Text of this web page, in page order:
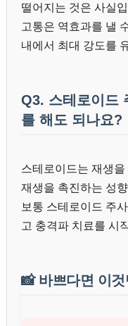
떨어지는 것은 사실
고통은 역효과를 낼
내에서 최대 강도를
Q3. 스테로이드
를 해도 되나요?
스테로이드는 재생
재생을 촉진하는 성
보통 스테로이드 주
고 충격파 치료를 시
📸 바쁘다면 이